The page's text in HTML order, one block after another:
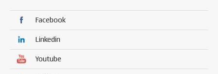
Facebook
Linkedin
Youtube